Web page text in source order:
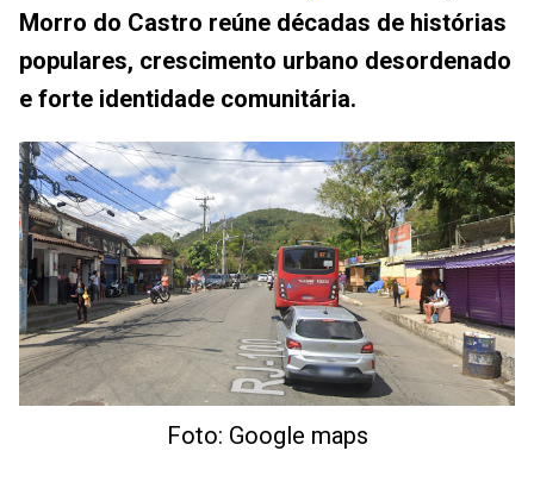
Morro do Castro reúne décadas de histórias
populares, crescimento urbano desordenado
e forte identidade comunitária.
Foto: Google maps